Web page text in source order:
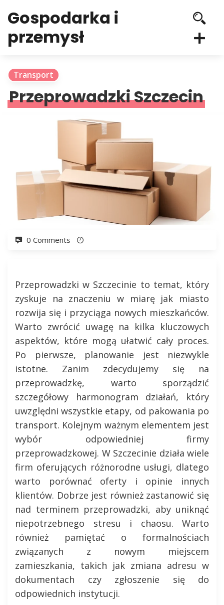
Gospodarka i
przemysł
Transport
Przeprowadzki Szczecin
0 Comments
Przeprowadzki w Szczecinie to temat, który
zyskuje na znaczeniu w miarę jak miasto
rozwija się i przyciąga nowych mieszkańców.
Warto zwrócić uwagę na kilka kluczowych
aspektów, które mogą ułatwić cały proces.
Po pierwsze, planowanie jest niezwykle
istotne. Zanim zdecydujemy się na
przeprowadzkę, warto sporządzić
szczegółowy harmonogram działań, który
uwzględni wszystkie etapy, od pakowania po
transport. Kolejnym ważnym elementem jest
wybór odpowiedniej firmy
przeprowadzkowej. W Szczecinie działa wiele
firm oferujących różnorodne usługi, dlatego
warto porównać oferty i opinie innych
klientów. Dobrze jest również zastanowić się
nad terminem przeprowadzki, aby uniknąć
niepotrzebnego stresu i chaosu. Warto
również pamiętać o formalnościach
związanych z nowym miejscem
zamieszkania, takich jak zmiana adresu w
dokumentach czy zgłoszenie się do
odpowiednich instytucji.